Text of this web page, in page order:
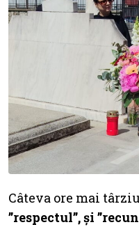
Câteva ore mai
”respectul”, și